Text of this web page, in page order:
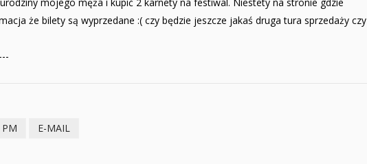
że bilety są wyprzedane :( czy będzie jeszcze jakaś druga tura sprzedaży czy
PM E-MAIL